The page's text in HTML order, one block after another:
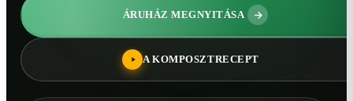
ÁRUHÁZ MEGNYITÁSA
A KOMPOSZTRECEPT